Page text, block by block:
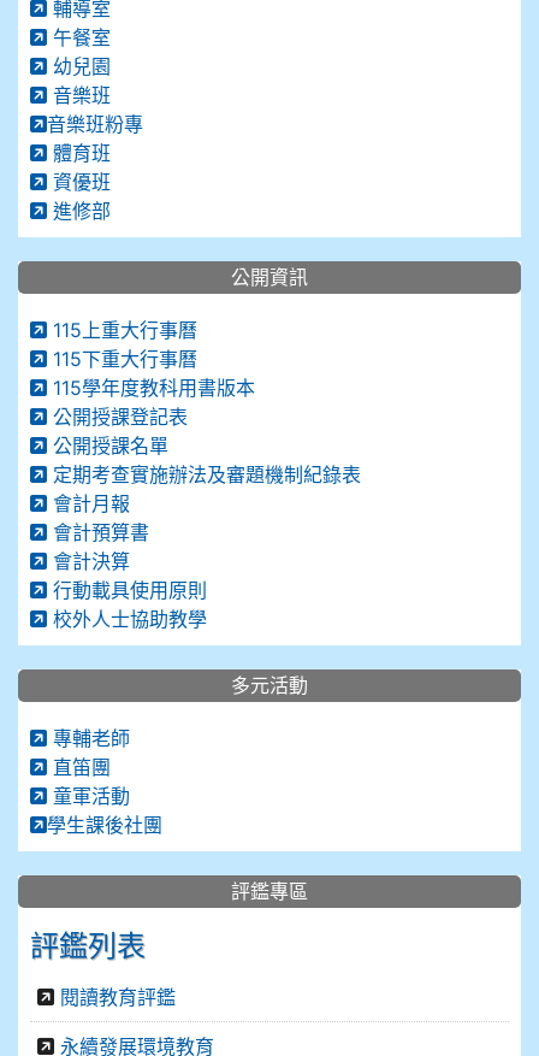
輔導室
午餐室
幼兒園
音樂班
音樂班粉專
體育班
資優班
進修部
公開資訊
115上重大行事曆
115下重大行事曆
115學年度教科用書版本
公開授課登記表
公開授課名單
定期考查實施辦法及審題機制紀錄表
會計月報
會計預算書
會計決算
行動載具使用原則
校外人士協助教學
多元活動
專輔老師
直笛團
童軍活動
學生課後社團
評鑑專區
評鑑列表
閱讀教育評鑑
永續發展環境教育